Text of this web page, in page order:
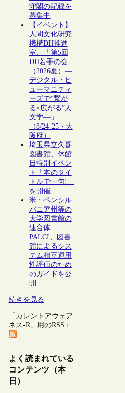
守閣の記録を
募集中
【イベント】
人間文化研究
機構DH推進
室、「第5回
DH若手の会
（2026夏）―
デジタル・ヒ
ューマニティ
ーズで“繋が
る×広がる”人
文学―」
（8/24-25・大
阪府）
埼玉県立久喜
図書館、休館
日特別イベン
ト「本のタイ
トルで一句!」
を開催
米・ペンシル
バニア州等の
大学図書館の
連合体
PALCI、図書
館によるシス
テム相互運用
性評価のため
のガイドを公
開
続きを見る
「カレントアウェア
ネス-R」用のRSS：
よく読まれている
コンテンツ（本
日）